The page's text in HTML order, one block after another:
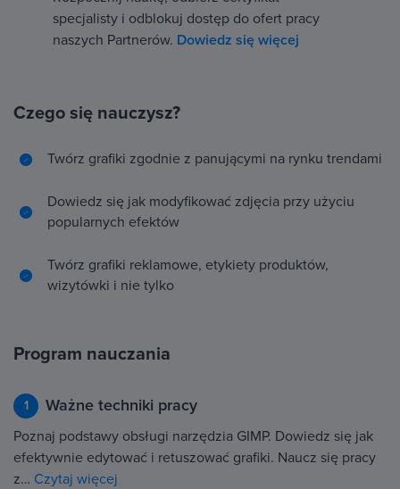
specjalisty i odblokuj dostęp do ofert pracy
naszych Partnerów. Dowiedz się więcej
Czego się nauczysz?
Twórz grafiki zgodnie z panującymi na rynku trendami
Dowiedz się jak modyfikować zdjęcia przy użyciu
popularnych efektów
Twórz grafiki reklamowe, etykiety produktów,
wizytówki i nie tylko
Program nauczania
1 Ważne techniki pracy
Poznaj podstawy obsługi narzędzia GIMP. Dowiedz się jak
efektywnie edytować i retuszować grafiki. Naucz się pracy
z… Czytaj więcej